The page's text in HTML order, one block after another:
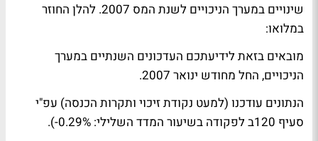
שינויים במערך הניכויים לשנת המס 2007. להלן החוזר
במלואו:
מובאים בזאת לידיעתכם העדכונים השנתיים במערך
הניכויים, החל מחודש ינואר 2007.
הנתונים עודכנו (למעט נקודת זיכוי ותקרות הכנסה) עפ"י
סעיף 120ב לפקודה בשיעור המדד השלילי: 0.29%-).